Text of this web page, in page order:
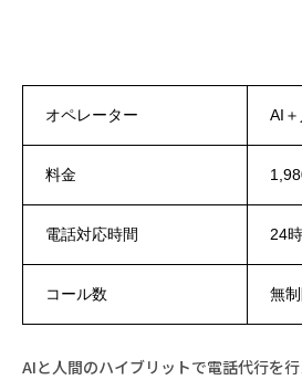
オペレーター AI＋
料金
電話対応時間 24
コール数 無
AIと人間のハイブリットで電話代行を